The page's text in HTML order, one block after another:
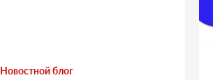
Новостной блог